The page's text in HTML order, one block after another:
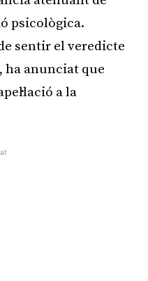
psicològica.
sentir el veredicte
anunciat que
a la